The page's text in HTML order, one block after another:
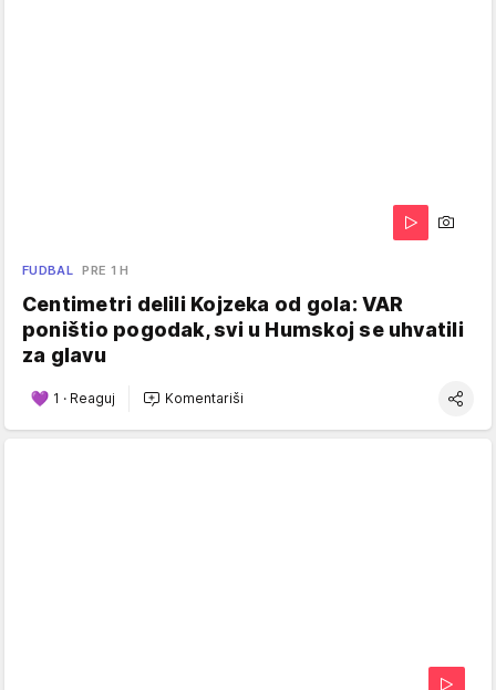
FUDBAL PRE 1 H
Centimetri delili Kojzeka od gola: VAR
poništio pogodak, svi u Humskoj se uhvatili
za glavu
1 · Reaguj Komentariši